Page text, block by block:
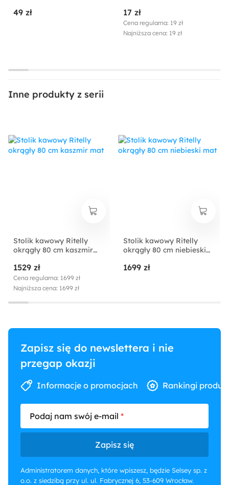
49 zł 17 zł
Cena regularna: 19 zł
Najniższa cena: 19 zł
Inne produkty z serii
Stolik kawowy Ritelly
okrągły 80 cm kaszmir
1529 zł
Cena regularna: 1699 zł
Najniższa cena: 1699 zł
Stolik kawowy Ritelly
okrągły 80 cm niebieski
1699 zł
Zapisz się do newslettera i nie
przegap okazji
Informacje o promocjach Rankingi
Podaj nam swój e-mail
Zapisz się
Administratorem danych, które wpiszesz, będzie Selsey sp. z
o.o. z siedzibą przy ul. ul. Fabrycznej 6, 53-609 Wrocław.